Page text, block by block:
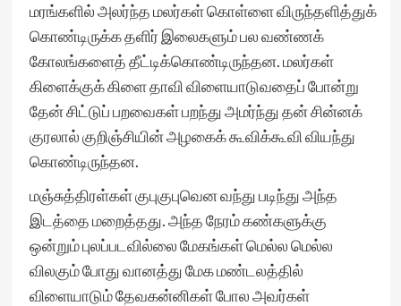
மரங்களில் அலர்ந்த மலர்கள் கொள்ளை விருந்தளித்துக்
கொண்டிருக்க தளிர் இலைகளும் பல வண்ணக்
கோலங்களைத் தீட்டிக்கொண்டிருந்தன. மலர்கள்
கிளைக்குக் கிளை தாவி விளையாடுவதைப் போன்று
தேன் சிட்டுப் பறவைகள் பறந்து அமர்ந்து தன் சின்னக்
குரலால் குறிஞ்சியின் அழகைக் கூவிக்கூவி வியந்து
கொண்டிருந்தன.
மஞ்சுத்திரள்கள் குபுகுபுவென வந்து படிந்து அந்த
இடத்தை மறைத்தது. அந்த நேரம் கண்களுக்கு
ஒன்றும் புலப்படவில்லை மேகங்கள் மெல்ல மெல்ல
விலகும் போது வானத்து மேக மண்டலத்தில்
விளையாடும் தேவகன்னிகள் போல அவர்கள்